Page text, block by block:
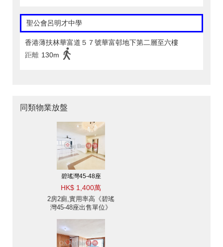
聖公會呂明才中學
香港薄扶林華富道５７號華富邨地下第二層至六樓
距離 130m
同類物業放盤
碧瑤灣45-48座
HK$ 1,400萬
2房2廁,實用率高《碧瑤
灣45-48座出售單位》